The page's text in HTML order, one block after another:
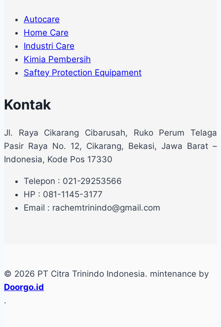
Autocare
Home Care
Industri Care
Kimia Pembersih
Saftey Protection Equipament
Kontak
Jl. Raya Cikarang Cibarusah, Ruko Perum Telaga
Pasir Raya No. 12, Cikarang, Bekasi, Jawa Barat –
Indonesia, Kode Pos 17330
Telepon : 021-29253566
HP : 081-1145-3177
Email : rachemtrinindo@gmail.com
© 2026 PT Citra Trinindo Indonesia. mintenance by
Doorgo.id
.